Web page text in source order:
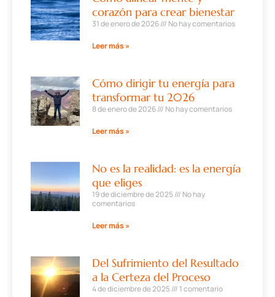
corazón para crear bienestar
31 de enero de 2026 No hay comentarios
Leer más »
Cómo dirigir tu energía para
transformar tu 2026
8 de enero de 2026 No hay comentarios
Leer más »
No es la realidad: es la energía
que eliges
19 de diciembre de 2025
No hay
comentarios
Leer más »
Del Sufrimiento del Resultado
a la Certeza del Proceso
4 de diciembre de 2025 1 comentario